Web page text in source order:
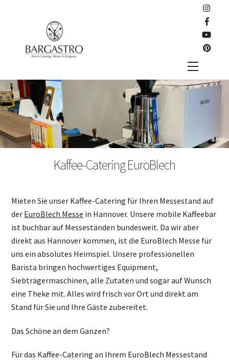
Menu
Kaffee-Catering EuroBlech
Mieten Sie unser Kaffee-Catering für Ihren Messestand auf
der EuroBlech Messe in Hannover. Unsere mobile Kaffeebar
ist buchbar auf Messeständen bundesweit. Da wir aber
direkt aus Hannover kommen, ist die EuroBlech Messe für
uns ein absolutes Heimspiel. Unsere professionellen
Barista bringen hochwertiges Equipment,
Siebträgermaschinen, alle Zutaten und sogar auf Wunsch
eine Theke mit. Alles wird frisch vor Ort und direkt am
Stand für Sie und Ihre Gäste zubereitet.
Das Schöne an dem Ganzen?
Für das Kaffee-Catering an Ihrem EuroBlech Messestand